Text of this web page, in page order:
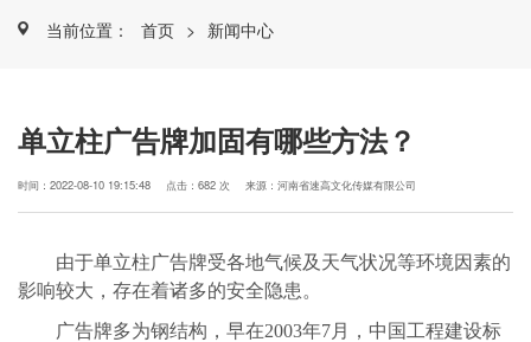
当前位置： 首页 > 新闻中心
单立柱广告牌加固有哪些方法？
时间：2022-08-10 19:15:48 点击：682 次 来源：河南省速高文化传媒有限公司
由于单立柱广告牌受各地气候及天气状况等环境因素的
影响较大，存在着诸多的安全隐患。
广告牌多为钢结构，早在2003年7月，中国工程建设标